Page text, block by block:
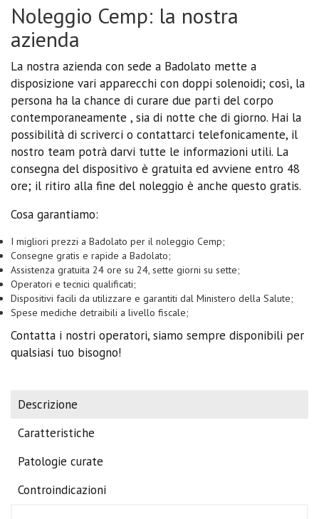
Noleggio Cemp: la nostra
azienda
La nostra azienda con sede a Badolato mette a
disposizione vari apparecchi con doppi solenoidi; così, la
persona ha la chance di curare due parti del corpo
contemporaneamente , sia di notte che di giorno. Hai la
possibilità di scriverci o contattarci telefonicamente, il
nostro team potrà darvi tutte le informazioni utili. La
consegna del dispositivo è gratuita ed avviene entro 48
ore; il ritiro alla fine del noleggio è anche questo gratis.
Cosa garantiamo:
I migliori prezzi a Badolato per il noleggio Cemp;
Consegne gratis e rapide a Badolato;
Assistenza gratuita 24 ore su 24, sette giorni su sette;
Operatori e tecnici qualificati;
Dispositivi facili da utilizzare e garantiti dal Ministero della Salute;
Spese mediche detraibili a livello fiscale;
Contatta i nostri operatori, siamo sempre disponibili per
qualsiasi tuo bisogno!
Descrizione
Caratteristiche
Patologie curate
Controindicazioni